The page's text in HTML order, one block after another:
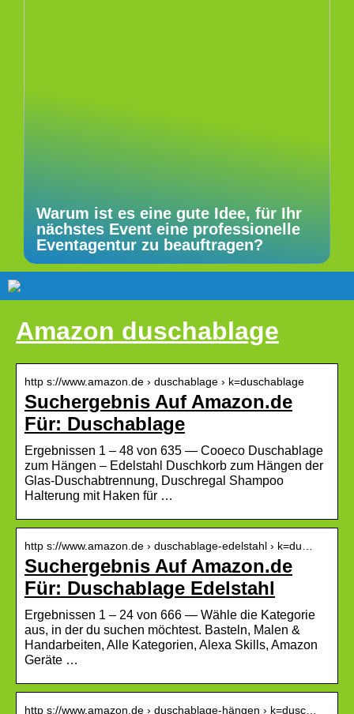
Warum ist es eine gute Idee, für Ihr
nächstes Event eine professionelle
Eventagentur zu beauftragen?
Amazon duschablage
http s://www.amazon.de › duschablage › k=duschablage
Suchergebnis Auf Amazon.de
Für: Duschablage
Ergebnissen 1 – 48 von 635 — Cooeco Duschablage
zum Hängen – Edelstahl Duschkorb zum Hängen der
Glas-Duschabtrennung, Duschregal Shampoo
Halterung mit Haken für …
http s://www.amazon.de › duschablage-edelstahl › k=du…
Suchergebnis Auf Amazon.de
Für: Duschablage Edelstahl
Ergebnissen 1 – 24 von 666 — Wähle die Kategorie
aus, in der du suchen möchtest. Basteln, Malen &
Handarbeiten, Alle Kategorien, Alexa Skills, Amazon
Geräte …
http s://www.amazon.de › duschablage-hängen › k=dusc…